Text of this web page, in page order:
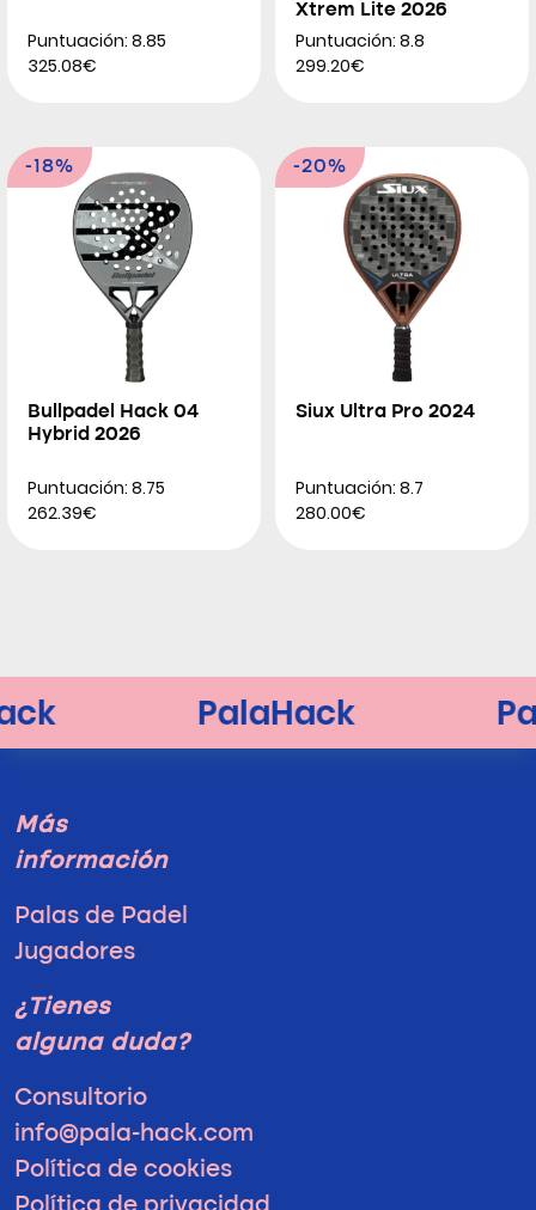
Puntuación: 8.85
325.08€
Xtrem Lite 2026
Puntuación: 8.8
299.20€
-18%
Bullpadel Hack 04
Hybrid 2026
Puntuación: 8.75
262.39€
-20%
Siux Ultra Pro 2024
Puntuación: 8.7
280.00€
Más
información
Palas de Padel
Jugadores
¿Tienes
alguna duda?
Consultorio
info@pala-hack.com
Política de cookies